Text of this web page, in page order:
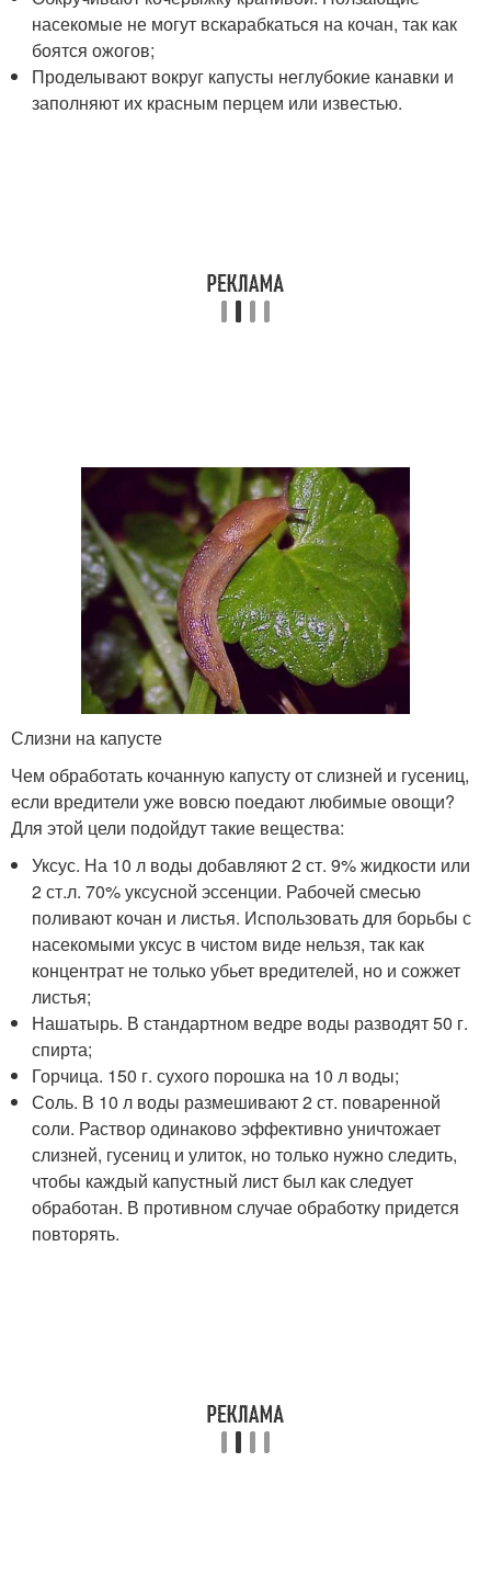
насекомые не могут вскарабкаться на кочан, так как
боятся ожогов;
Проделывают вокруг капусты неглубокие канавки и
заполняют их красным перцем или известью.
Слизни на капусте
Чем обработать кочанную капусту от слизней и гусениц,
если вредители уже вовсю поедают любимые овощи?
Для этой цели подойдут такие вещества:
Уксус. На 10 л воды добавляют 2 ст. 9% жидкости или
2 ст.л. 70% уксусной эссенции. Рабочей смесью
поливают кочан и листья. Использовать для борьбы с
насекомыми уксус в чистом виде нельзя, так как
концентрат не только убьет вредителей, но и сожжет
листья;
Нашатырь. В стандартном ведре воды разводят 50 г.
спирта;
Горчица. 150 г. сухого порошка на 10 л воды;
Соль. В 10 л воды размешивают 2 ст. поваренной
соли. Раствор одинаково эффективно уничтожает
слизней, гусениц и улиток, но только нужно следить,
чтобы каждый капустный лист был как следует
обработан. В противном случае обработку придется
повторять.